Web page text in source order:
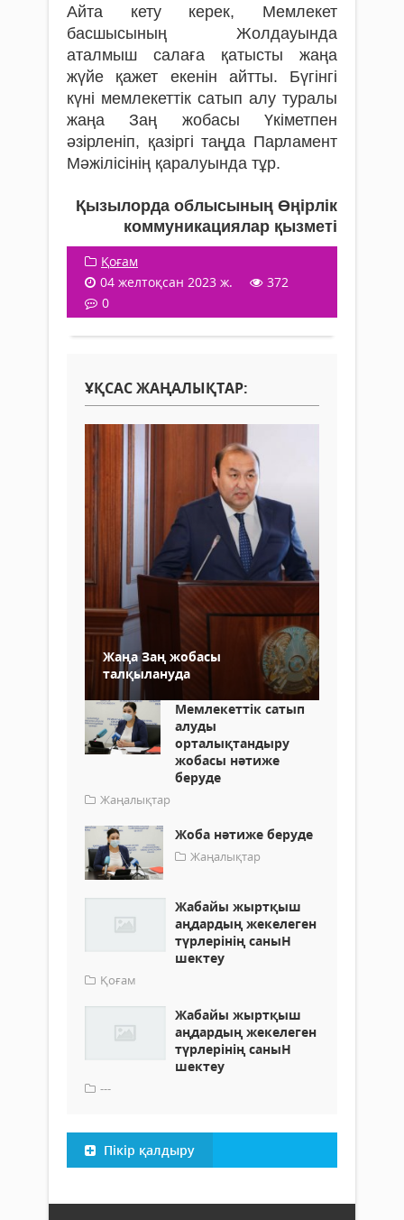
Айта кету керек, Мемлекет
басшысының Жолдауында
аталмыш салаға қатысты жаңа
жүйе қажет екенін айтты. Бүгінгі
күні мемлекеттік сатып алу туралы
жаңа Заң жобасы Үкіметпен
әзірленіп, қазіргі таңда Парламент
Мәжілісінің қаралуында тұр.
Қызылорда облысының Өңірлік
коммуникациялар қызметі
Қоғам
04 желтоқсан 2023 ж.
372
0
ҰҚСАС ЖАҢАЛЫҚТАР:
Жаңа Заң жобасы
талқылануда
Мемлекеттік сатып
алуды
орталықтандыру
жобасы нәтиже
беруде
Жаңалықтар
Жоба нәтиже беруде
Жаңалықтар
Жабайы жыртқыш
аңдардың жекелеген
түрлерінің саныН
шектеу
Қоғам
Жабайы жыртқыш
аңдардың жекелеген
түрлерінің саныН
шектеу
---
Пікір қалдыру